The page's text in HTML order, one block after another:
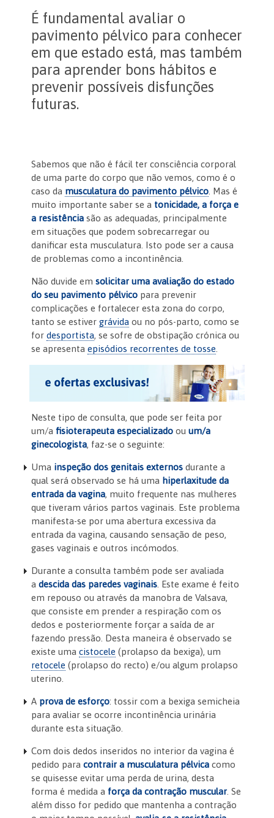
É fundamental avaliar o
pavimento pélvico para conhecer
em que estado está, mas também
para aprender bons hábitos e
prevenir possíveis disfunções
futuras.
Sabemos que não é fácil ter consciência corporal
de uma parte do corpo que não vemos, como é o
caso da musculatura do pavimento pélvico . Mas é
muito importante saber se a tonicidade, a força e
a resistência são as adequadas, principalmente
em situações que podem sobrecarregar ou
danificar esta musculatura. Isto pode ser a causa
de problemas como a incontinência.
Não duvide emsolicitar uma avaliação do estado
do seu pavimento pélvico para prevenir
complicações e fortalecer esta zona do corpo,
tanto se estivergrávida ou no pós-parto, como se
fordesportista, se sofre de obstipação crónica ou
se apresentaepisódios recorrentes de tosse
Neste tipo de consulta, que pode ser feita por
um/afisioterapeuta especializadoouum/a
ginecologista, faz-se o seguinte:
Uma inspeção dos genitais externos durante a
qual será observado se há uma hiperlaxitude da
entrada da vagina, muito frequente nas mulheres
que tiveram vários partos vaginais. Este problema
manifesta-se por uma abertura excessiva da
entrada da vagina, causando sensação de peso,
gases vaginais e outros incómodos.
Durante a consulta também pode ser avaliada
adescida das paredes vaginais . Este exame é feito
em repouso ou através da manobra de Valsava,
que consiste em prender a respiração com os
dedos e posteriormente forçar a saída de ar
fazendo pressão. Desta maneira é observado se
existe umacistocele (prolapso da bexiga), um
retocele (prolapso do recto) e/ou algum prolapso
uterino.
A prova de esforço: tossir com a bexiga semicheia
para avaliar se ocorre incontinência urinária
durante esta situação.
Com dois dedos inseridos no interior da vagina é
pedido paracontrair a musculatura pélvica como
se quisesse evitar uma perda de urina, desta
forma é medida a força da contração muscular. Se
além disso for pedido que mantenha a contração